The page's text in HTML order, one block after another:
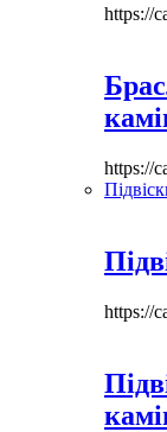
https://
https://
https://